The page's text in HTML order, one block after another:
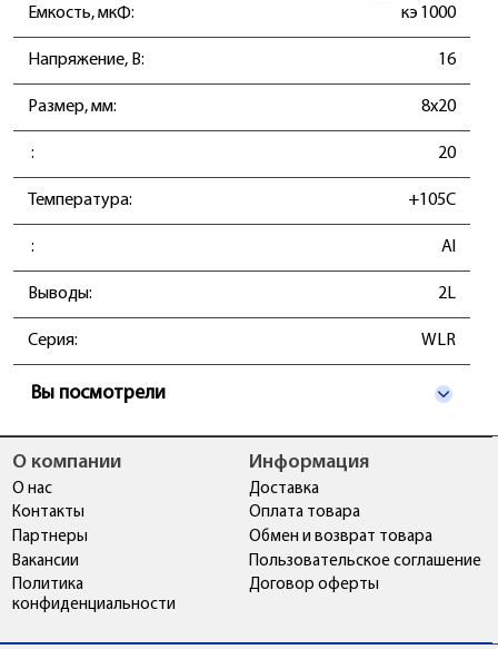
Емкость, мкФ: кэ 1000
Напряжение, В: 16
Размер, мм: 8x20
: 20
Температура: +105C
: Al
Выводы: 2L
Серия: WLR
Вы посмотрели
О компании
О нас
Контакты
Партнеры
Вакансии
Политика
конфиденциальности
Информация
Доставка
Оплата товара
Обмен и возврат товара
Пользовательское соглашение
Договор оферты